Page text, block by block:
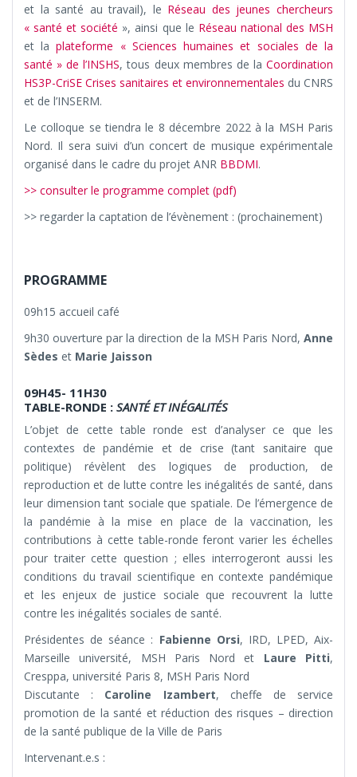
et la santé au travail), le Réseau des jeunes chercheurs
« santé et société », ainsi que le Réseau national des MSH
et laplateforme « Sciences humaines et sociales de la
santé » de l’INSHS, tous deux membres de laCoordination
HS3P-CriSE Crises sanitaires et environnementales du CNRS
et de l’INSERM.
Le colloque se tiendra le 8 décembre 2022 à la MSH Paris
Nord. Il sera suivi d’un concert de musique expérimentale
organisé dans le cadre du projet ANR BBDMI.
>> consulter le programme complet (pdf)
>> regarder la captation de l’évènement : (prochainement)
PROGRAMME
09h15 accueil café
9h30 ouverture par la direction de la MSH Paris Nord, Anne
Sèdes et Marie Jaisson
09H45- 11H30
TABLE-RONDE : SANTÉ ET INÉGALITÉS
L’objet de cette table ronde est d’analyser ce que les
contextes de pandémie et de crise (tant sanitaire que
politique) révèlent des logiques de production, de
reproduction et de lutte contre les inégalités de santé, dans
leur dimension tant sociale que spatiale. De l’émergence de
la pandémie à la mise en place de la vaccination, les
contributions à cette table-ronde feront varier les échelles
pour traiter cette question ; elles interrogeront aussi les
conditions du travail scientifique en contexte pandémique
et les enjeux de justice sociale que recouvrent la lutte
contre les inégalités sociales de santé.
Présidentes de séance : Fabienne Orsi, IRD, LPED, Aix-
Marseille université, MSH Paris Nord et Laure Pitti,
Cresppa, université Paris 8, MSH Paris Nord
Discutante : Caroline Izambert, cheffe de service
promotion de la santé et réduction des risques – direction
de la santé publique de la Ville de Paris
Intervenant.e.s :